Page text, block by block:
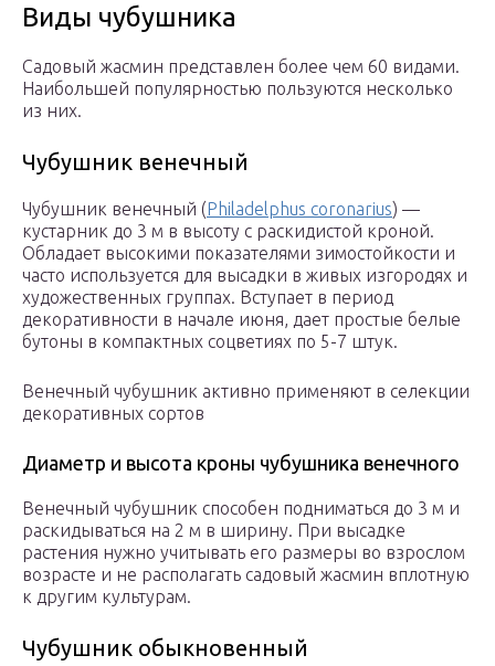
Виды чубушника
Садовый жасмин представлен более чем 60 видами.
Наибольшей популярностью пользуются несколько
из них.
Чубушник венечный
Чубушник венечный (Philadelphus coronarius) —
кустарник до 3 м в высоту с раскидистой кроной.
Обладает высокими показателями зимостойкости и
часто используется для высадки в живых изгородях и
художественных группах. Вступает в период
декоративности в начале июня, дает простые белые
бутоны в компактных соцветиях по 5-7 штук.
Венечный чубушник активно применяют в селекции
декоративных сортов
Диаметр и высота кроны чубушника венечного
Венечный чубушник способен подниматься до 3 м и
раскидываться на 2 м в ширину. При высадке
растения нужно учитывать его размеры во взрослом
возрасте и не располагать садовый жасмин вплотную
к другим культурам.
Чубушник обыкновенный